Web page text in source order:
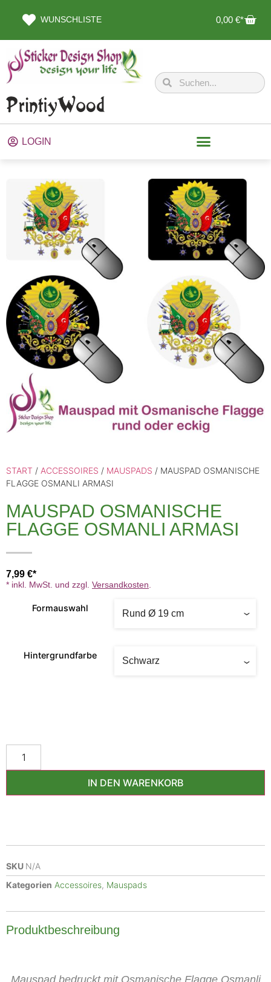
WUNSCHLISTE 0,00 €
LOGIN
START / ACCESSOIRES / MAUSPADS / MAUSPAD OSMANISCHE
FLAGGE OSMANLI ARMASI
MAUSPAD OSMANISCHE
FLAGGE OSMANLI ARMASI
7,99 €
* inkl. MwSt. und zzgl. Versandkosten.
Formauswahl
Hintergrundfarbe
IN DEN WARENKORB
SKU N/A
Kategorien Accessoires, Mauspads
Produktbeschreibung
Mauspad bedruckt mit Osmanische Flagge Osmanli